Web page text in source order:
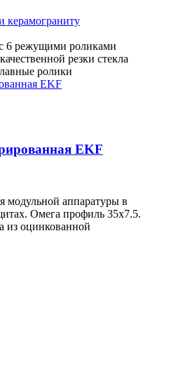
керамограниту
6 режущими роликами
резки стекла
ролики
EKF
модульной аппаратуры в
Омега профиль 35х7.5.
из оцинкованной